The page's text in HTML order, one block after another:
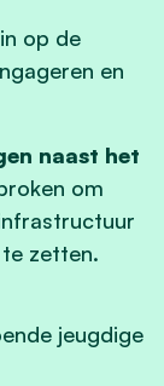
op de
en
naast het
om
zetten.
jeugdige